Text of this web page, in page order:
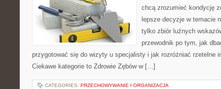
chcą zrozumieć kondycję
lepsze decyzje w temacie
tylko zbiór luźnych
przewodnik po tym, jak
przygotować się do wizyty u specjalisty i jak rozróżniać rzetelne
Ciekawe kategorie to Zdrowie Zębów w […]
CATEGORIES: PRZECHOWYWANIE I ORGANIZACJA